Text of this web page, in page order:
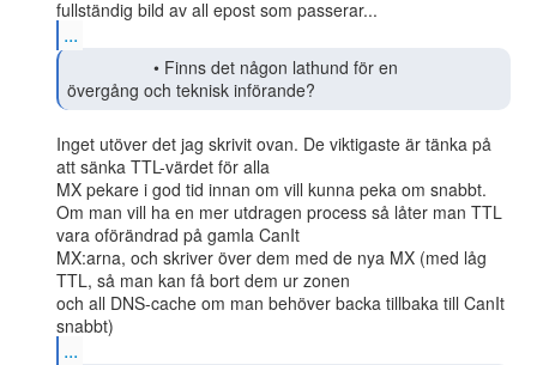
...
övergång och teknisk införande?
Inget utöver det jag skrivit ovan. De viktigaste är tänka på
att sänka TTL-värdet för alla
MX pekare i god tid innan om vill kunna peka om snabbt.
Om man vill ha en mer utdragen process så låter man TTL
vara oförändrad på gamla CanIt
MX:arna, och skriver över dem med de nya MX (med låg
TTL, så man kan få bort dem ur zonen
och all DNS-cache om man behöver backa tillbaka till CanIt
...